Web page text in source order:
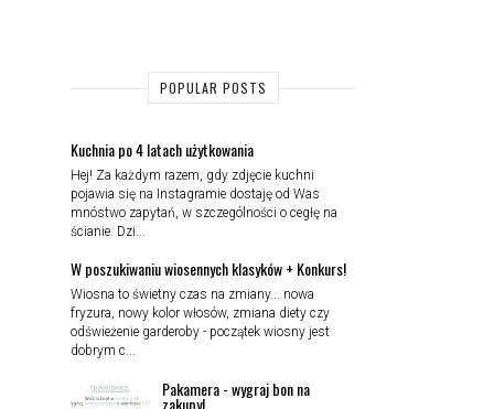
POPULAR POSTS
Kuchnia po 4 latach użytkowania
Hej! Za każdym razem, gdy zdjęcie kuchni
pojawia się na Instagramie dostaję od Was
mnóstwo zapytań, w szczególności o cegłę na
ścianie. Dzi...
W poszukiwaniu wiosennych klasyków + Konkurs!
Wiosna to świetny czas na zmiany... nowa
fryzura, nowy kolor włosów, zmiana diety czy
odświeżenie garderoby - początek wiosny jest
dobrym c...
Pakamera - wygraj bon na
zakupy!